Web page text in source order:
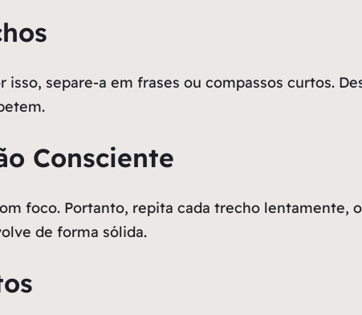
separe-a em frases ou compassos curtos.
Consciente
foco. Portanto, repita cada trecho lentamente,
de forma sólida.